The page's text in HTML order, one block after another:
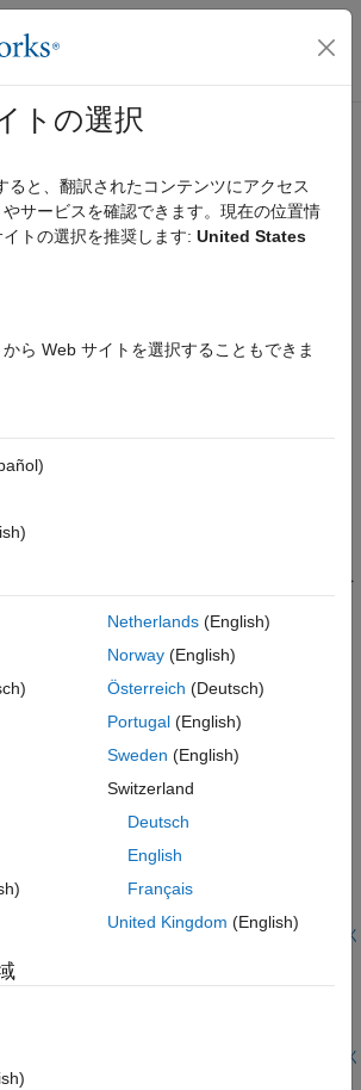
バス ナビゲーション メ
ホーム
たは C++ コードを生成する
または Embedded Coder® をお持ちの場合、
からの C または C++ コードの生成
トからのコードの生成
Atomic サブチャートとリンクされていない
トのスタンドアロン コードを作成する。
多次元のいずれかのレイアウトで配列データを
in Generated Code
(Embedded
of Code for Flow Charts
ート用の個別コードの生成
ト用の独立したコードの生成。
モデルを開く
ント遷移を使用して、バリエーションがある
を作成する。
モデルを開く
ト内のカスタム C++ コードへのアクセ
トの選択
ると、翻訳されたコンテンツにアクセス
サービスを確認できます。現在の位置情
トの選択を推奨します: United States
ら Web サイトを選択することもできま
Netherlands(English)
Norway(English)
Österreich (Deutsch)
Portugal(English)
Sweden (English)
Switzerland
Deutsch
English
Français
United Kingdom (English)